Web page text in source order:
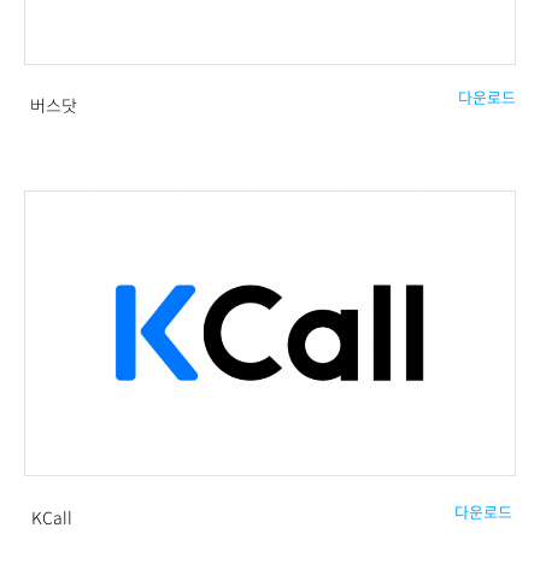
버스닷 다운로드
KCall 다운로드